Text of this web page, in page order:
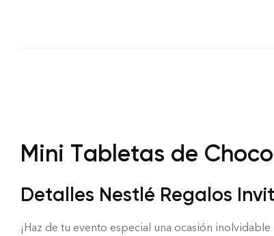
Mini Tabletas de
Detalles Nestlé Regalos
¡Haz de tu evento especial una ocasión